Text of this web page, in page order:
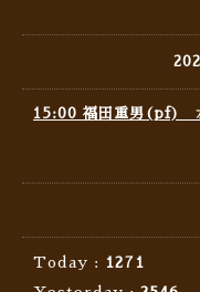
15:00 福田重男(pf)
Today :
1271